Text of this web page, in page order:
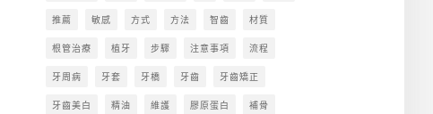
推薦 敏感 方式 方法 智齒 材質
根管治療 植牙 步驟 注意事項 流程
牙周病 牙套 牙橋 牙齒 牙齒矯正
牙齒美白 精油 維護 膠原蛋白 補骨